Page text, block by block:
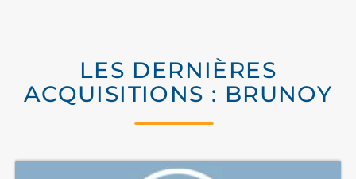
LES DERNIÈRES
ACQUISITIONS : BRUNOY